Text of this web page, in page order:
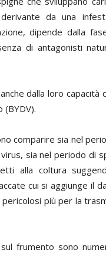
da una
dipende dalla
di antagonisti
dalla loro
(BYDV).
comparire sia nel
sia nel periodo di
alla coltura
cui si aggiunge il
più per la
frumento sono